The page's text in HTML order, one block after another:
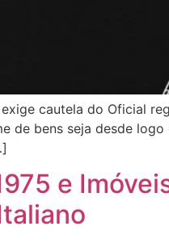
cautela do Oficial
de bens seja desde
e